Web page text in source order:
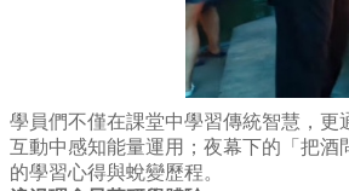
學員們不僅在課堂中學習傳統智慧，
互動中感知能量運用；夜幕下的「把
的學習心得與蛻變歷程。